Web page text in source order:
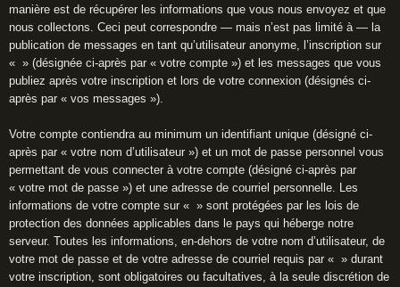
manière est de récupérer les informations que vous nous envoyez et que
nous collectons. Ceci peut correspondre — mais n’est pas limité à — la
publication de messages en tant qu’utilisateur anonyme, l’inscription sur
« » (désignée ci-après par « votre compte ») et les messages que vous
publiez après votre inscription et lors de votre connexion (désignés ci-
après par « vos messages »).
Votre compte contiendra au minimum un identifiant unique (désigné ci-
après par « votre nom d’utilisateur ») et un mot de passe personnel vous
permettant de vous connecter à votre compte (désigné ci-après par
« votre mot de passe ») et une adresse de courriel personnelle. Les
informations de votre compte sur « » sont protégées par les lois de
protection des données applicables dans le pays qui héberge notre
serveur. Toutes les informations, en-dehors de votre nom d’utilisateur, de
votre mot de passe et de votre adresse de courriel requis par « » durant
votre inscription, sont obligatoires ou facultatives, à la seule discrétion de